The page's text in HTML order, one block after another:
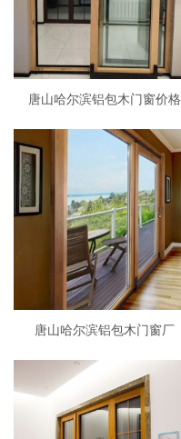
唐山哈尔滨铝包木门窗价格
唐山哈尔滨铝包木门窗厂